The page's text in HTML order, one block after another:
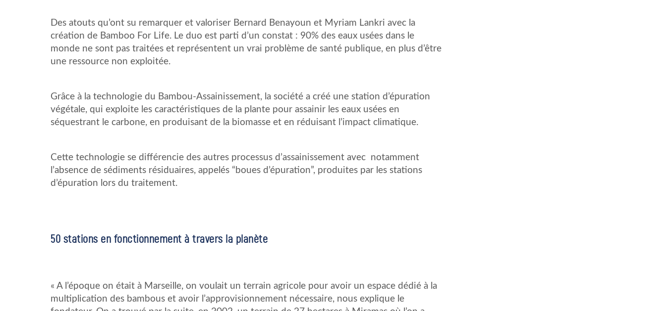
Des atouts qu’ont su remarquer et valoriser Bernard Benayoun et Myriam Lankri avec la
création de Bamboo For Life. Le duo est parti d’un constat : 90% des eaux usées dans le
monde ne sont pas traitées et représentent un vrai problème de santé publique, en plus d’être
une ressource non exploitée.
Grâce à la technologie du Bambou-Assainissement, la société a créé une station d’épuration
végétale, qui exploite les caractéristiques de la plante pour assainir les eaux usées en
séquestrant le carbone, en produisant de la biomasse et en réduisant l’impact climatique.
Cette technologie se différencie des autres processus d’assainissement avec notamment
l’absence de sédiments résiduaires, appelés “boues d’épuration”, produites par les stations
d’épuration lors du traitement.
50 stations en fonctionnement à travers la planète
« A l’époque on était à Marseille, on voulait un terrain agricole pour avoir un espace dédié à la
multiplication des bambous et avoir l’approvisionnement nécessaire, nous explique le